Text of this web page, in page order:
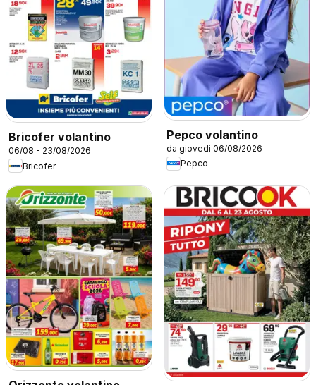
Bricofer volantino
06/08 - 23/08/2026
Bricofer
Pepco volantino
da giovedì 06/08/2026
Pepco